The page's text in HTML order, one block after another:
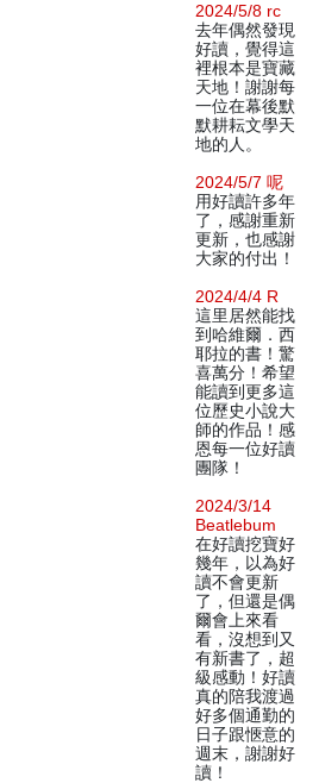
2024/5/8 rc
去年偶然發現
好讀，覺得這
裡根本是寶藏
天地！謝謝每
一位在幕後默
默耕耘文學天
地的人。
2024/5/7 呢
用好讀許多年
了，感謝重新
更新，也感謝
大家的付出！
2024/4/4 R
這里居然能找
到哈維爾．西
耶拉的書！驚
喜萬分！希望
能讀到更多這
位歷史小說大
師的作品！感
恩每一位好讀
團隊！
2024/3/14
Beatlebum
在好讀挖寶好
幾年，以為好
讀不會更新
了，但還是偶
爾會上來看
看，沒想到又
有新書了，超
級感動！好讀
真的陪我渡過
好多個通勤的
日子跟愜意的
週末，謝謝好
讀！